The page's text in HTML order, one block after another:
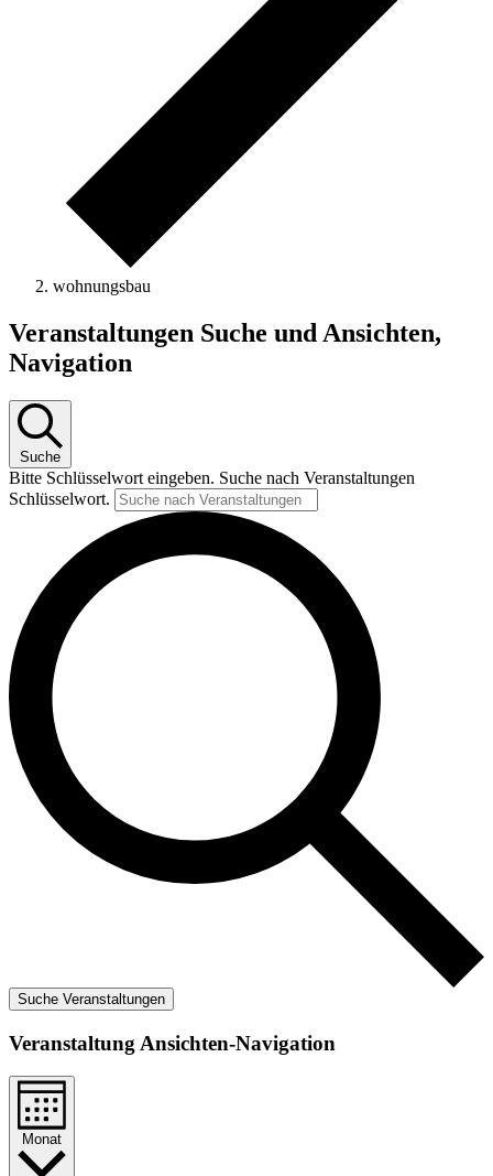
wohnungsbau
Veranstaltungen Suche und Ansichten,
Navigation
Suche
Bitte Schlüsselwort eingeben. Suche nach Veranstaltungen
Schlüsselwort.
Suche Veranstaltungen
Veranstaltung Ansichten-Navigation
Monat